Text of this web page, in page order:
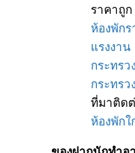
ราคาถู
ห้องพัก
แรงงาน
กระทรว
กระทรว
ที่มาติด
ห้องพักใ